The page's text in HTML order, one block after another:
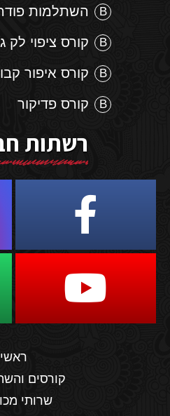
השתלמות
קורס ציפוי לק
קורס איפור
קורס פדיקור
רשתות
ראשי
קורסים
שרותי